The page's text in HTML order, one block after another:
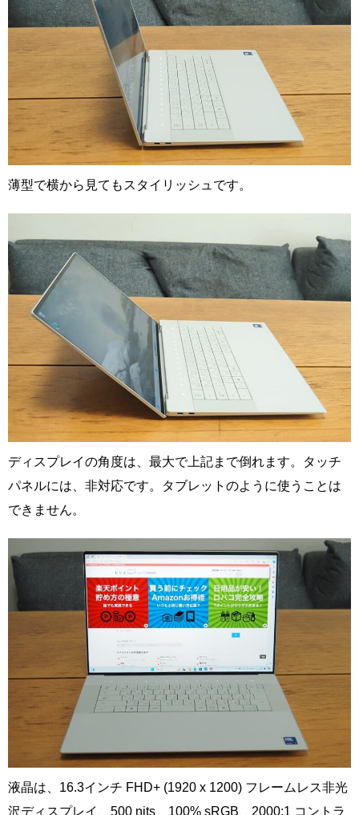
薄型で横から見てもスタイリッシュです。
ディスプレイの角度は、最大で上記まで倒れます。タッチ
パネルには、非対応です。タブレットのように使うことは
できません。
液晶は、16.3インチ FHD+ (1920 x 1200) フレームレス非光
沢ディスプレイ、500 nits、100% sRGB、2000:1 コントラ